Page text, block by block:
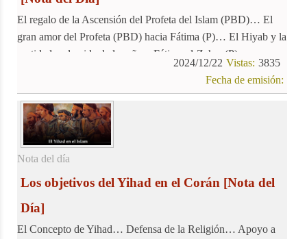
El regalo de la Ascensión del Profeta del Islam (PBD)… El
gran amor del Profeta (PBD) hacia Fátima (P)… El Hiyab y la
castidad en la vida de la señora Fátima al-Zahra (P)
3835
Vistas:
2024/12/22
Fecha de emisión:
Nota del día
Los objetivos del Yihad en el Corán [Nota del
Día]
El Concepto de Yihad… Defensa de la Religión… Apoyo a